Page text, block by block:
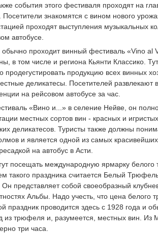
события этого фестиваля проходят на
знакомятся с вином нового
проходят выступления музыкальных
автобусе.
проходит винный фестиваль «Vino al
в том числе и региона Кьянти Классико.
продукцию всех винных
деликатесы. Посетителей развлекают
на рейсовом автобусе за час.
«Вино и...» в селение Нейве, он
местных сортов вин - красных и
деликатесов. Туристы также должны
и является одной из самых
на автобус в Асти.
посещать международную ярмарку
такого праздника считается Белый
представляет собой своеобразный
Альбы. Надо учесть, что цена
праздник проводится здесь с 1928 года и
из трюфеля и, разумеется, местных вин.
три часа.